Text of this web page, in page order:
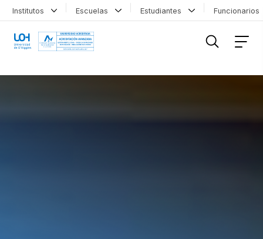
Institutos Escuelas Estudiantes